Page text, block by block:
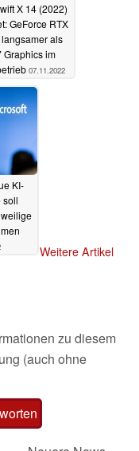
X 14 (2022)
GeForce RTX
als
Graphics im
07.11.2022
KI-
soll
Weitere Artikel
zu diesem
(auch ohne